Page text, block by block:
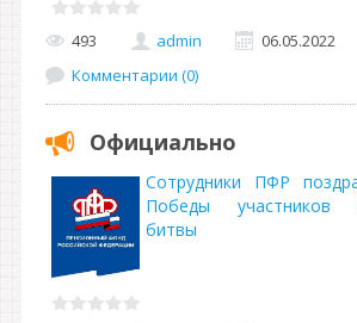
493 admin
06.05.2022
Комментарии (0)
Официально
Сотрудники ПФР
Победы участников
битвы